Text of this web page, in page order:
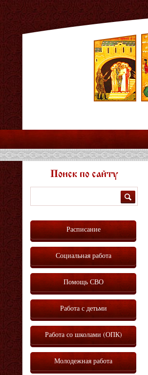
Поиск по сайту
Расписание
Социальная работа
Помощь СВО
Работа с детьми
Работа со школами (ОПК)
Молодежная работа